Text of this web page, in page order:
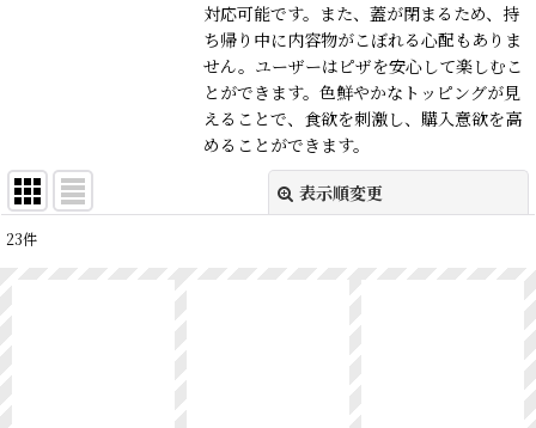
対応可能です。また、蓋が閉まるため、持
ち帰り中に内容物がこぼれる心配もありま
せん。ユーザーはピザを安心して楽しむこ
とができます。色鮮やかなトッピングが見
えることで、食欲を刺激し、購入意欲を高
めることができます。
表示順変更
23件